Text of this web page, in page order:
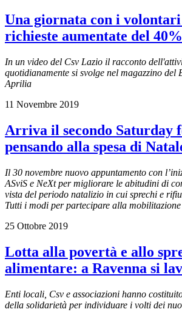
Una giornata con i
richieste aumentate del 40%
In un video del Csv Lazio il racconto
quotidianamente si svolge nel magazzino del
Aprilia
11 Novembre 2019
Arriva il secondo Saturday
pensando alla spesa di
Il 30 novembre nuovo appuntamento con
ASviS e NeXt per migliorare le abitudini di
vista del periodo natalizio in cui sprechi e
Tutti i modi per partecipare alla mobilitazione
25 Ottobre 2019
Lotta alla povertà e allo
alimentare: a Ravenna si
Enti locali, Csv e associazioni hanno
della solidarietà per individuare i volti dei